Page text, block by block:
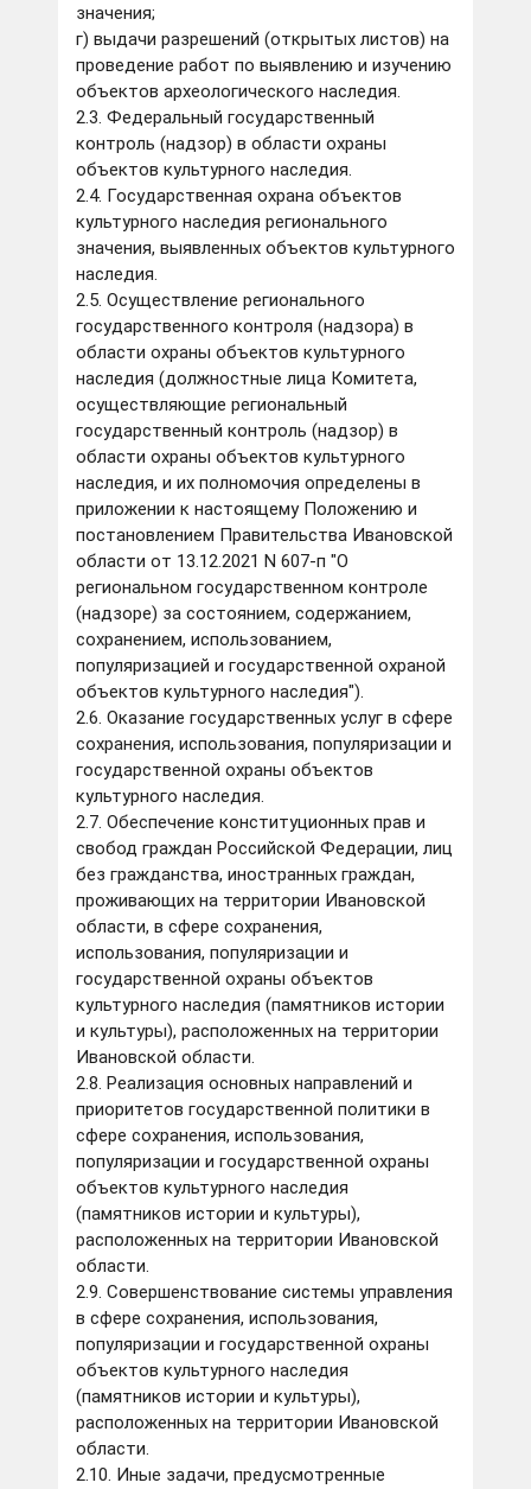
значения;
г) выдачи разрешений (открытых листов) на
проведение работ по выявлению и изучению
объектов археологического наследия.
2.3. Федеральный государственный
контроль (надзор) в области охраны
объектов культурного наследия.
2.4. Государственная охрана объектов
культурного наследия регионального
значения, выявленных объектов культурного
наследия.
2.5. Осуществление регионального
государственного контроля (надзора) в
области охраны объектов культурного
наследия (должностные лица Комитета,
осуществляющие региональный
государственный контроль (надзор) в
области охраны объектов культурного
наследия, и их полномочия определены в
приложении к настоящему Положению и
постановлением Правительства Ивановской
области от 13.12.2021 N 607-п "О
региональном государственном контроле
(надзоре) за состоянием, содержанием,
сохранением, использованием,
популяризацией и государственной охраной
объектов культурного наследия").
2.6. Оказание государственных услуг в сфере
сохранения, использования, популяризации и
государственной охраны объектов
культурного наследия.
2.7. Обеспечение конституционных прав и
свобод граждан Российской Федерации, лиц
без гражданства, иностранных граждан,
проживающих на территории Ивановской
области, в сфере сохранения,
использования, популяризации и
государственной охраны объектов
культурного наследия (памятников истории
и культуры), расположенных на территории
Ивановской области.
2.8. Реализация основных направлений и
приоритетов государственной политики в
сфере сохранения, использования,
популяризации и государственной охраны
объектов культурного наследия
(памятников истории и культуры),
расположенных на территории Ивановской
области.
2.9. Совершенствование системы управления
в сфере сохранения, использования,
популяризации и государственной охраны
объектов культурного наследия
(памятников истории и культуры),
расположенных на территории Ивановской
области.
2.10. Иные задачи, предусмотренные